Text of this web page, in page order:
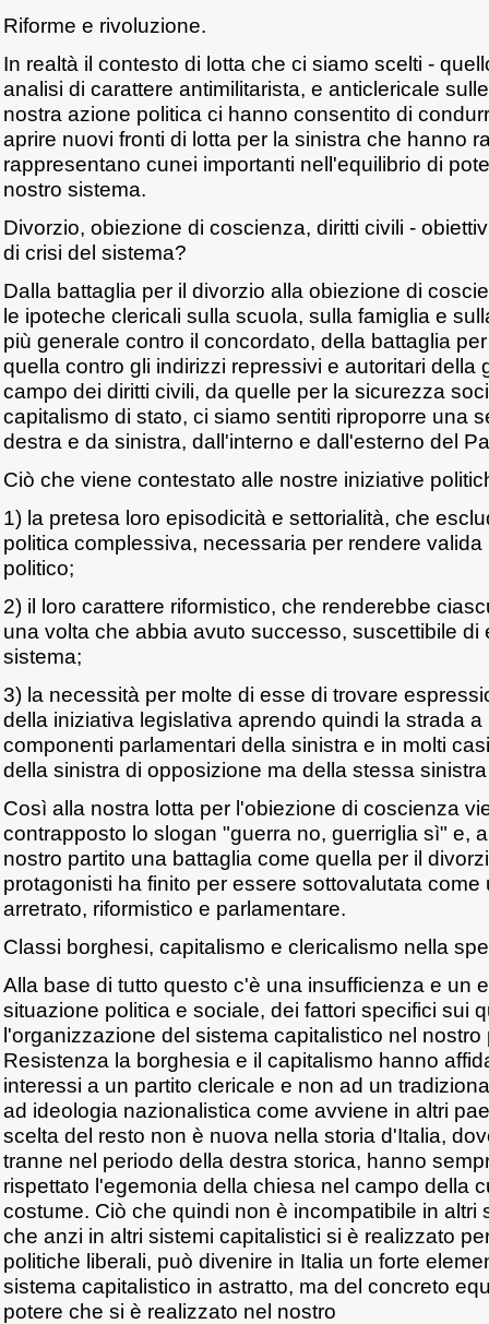
Riforme e rivoluzione.
In realtà il contesto di lotta che ci siamo scelti -
analisi di carattere antimilitarista, e anticlericale
nostra azione politica ci hanno consentito di
aprire nuovi fronti di lotta per la sinistra che hanno
rappresentano cunei importanti nell'equilibrio di
nostro sistema.
Divorzio, obiezione di coscienza, diritti civili -
di crisi del sistema?
Dalla battaglia per il divorzio alla obiezione di
le ipoteche clericali sulla scuola, sulla famiglia e
più generale contro il concordato, della battaglia
quella contro gli indirizzi repressivi e autoritari della
campo dei diritti civili, da quelle per la sicurezza
capitalismo di stato, ci siamo sentiti riproporre una
destra e da sinistra, dall'interno e dall'esterno del
Ciò che viene contestato alle nostre iniziative
1) la pretesa loro episodicità e settorialità, che
politica complessiva, necessaria per rendere
politico;
2) il loro carattere riformistico, che renderebbe
una volta che abbia avuto successo, suscettibile di
sistema;
3) la necessità per molte di esse di trovare
della iniziativa legislativa aprendo quindi la strada
componenti parlamentari della sinistra e in molti
della sinistra di opposizione ma della stessa
Così alla nostra lotta per l'obiezione di coscienza
contrapposto lo slogan "guerra no, guerriglia sì" e,
nostro partito una battaglia come quella per il
protagonisti ha finito per essere sottovalutata come
arretrato, riformistico e parlamentare.
Classi borghesi, capitalismo e clericalismo nella
Alla base di tutto questo c'è una insufficienza e un
situazione politica e sociale, dei fattori specifici sui
l'organizzazione del sistema capitalistico nel
Resistenza la borghesia e il capitalismo hanno
interessi a un partito clericale e non ad un
ad ideologia nazionalistica come avviene in altri
scelta del resto non è nuova nella storia d'Italia,
tranne nel periodo della destra storica, hanno
rispettato l'egemonia della chiesa nel campo della
costume. Ciò che quindi non è incompatibile in altri
che anzi in altri sistemi capitalistici si è realizzato
politiche liberali, può divenire in Italia un forte
sistema capitalistico in astratto, ma del concreto
potere che si è realizzato nel nostro